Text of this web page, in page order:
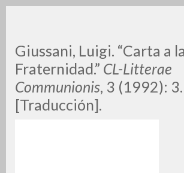
Giussani, Luigi. “Carta a la
Fraternidad.” CL-Litterae
Communionis, 3 (1992): 3.
[Traducción].